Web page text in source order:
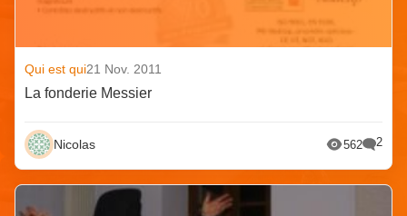
Qui est qui21 Nov. 2011
La fonderie Messier
Nicolas 562 2